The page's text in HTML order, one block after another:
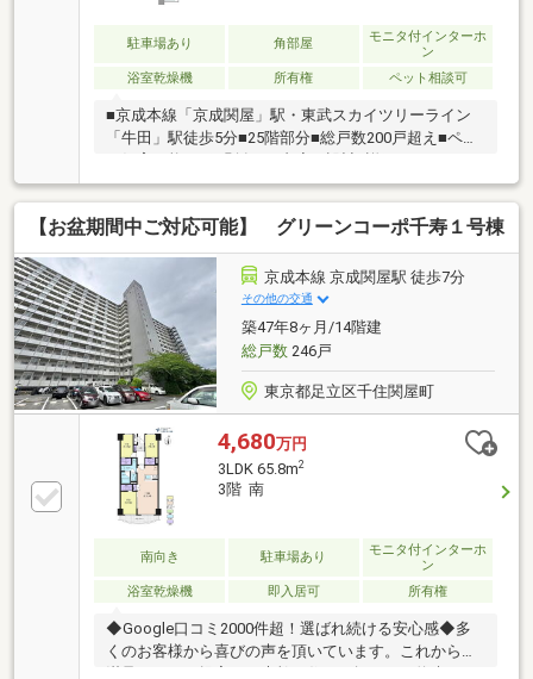
賃借権。借地期限：満了令和２８年３月２５日、令和
３０年４月８日まで。地代については、管理費に含
む。
駐車場あり 角部屋
モニタ付インターホ
ン
浴室乾燥機
所有権 ペット相談可
■京成本線「京成関屋」駅・東武スカイツリーライン
「牛田」駅徒歩5分■25階部分■総戸数200戸超え■ペッ
ト飼育可能（※細則有）■内廊下設計♪詳細につきまし
ては、担当者までお気軽にご連絡ください。
【お盆期間中ご対応可能】 グリーンコーポ千寿１号棟
京成本線 京成関屋駅 徒歩7分
その他の交通
築47年8ヶ月/14階建
総戸数246戸
東京都足立区千住関屋町
4,680万円
3LDK 65.8m2
3階 南
南向き 駐車場あり
モニタ付インターホ
ン
浴室乾燥機
即入居可 所有権
◆Google口コミ2000件超！選ばれ続ける安心感◆多
くのお客様から喜びの声を頂いています。これからも
満足されるご提案で、素敵な住まい探しをお約束しま